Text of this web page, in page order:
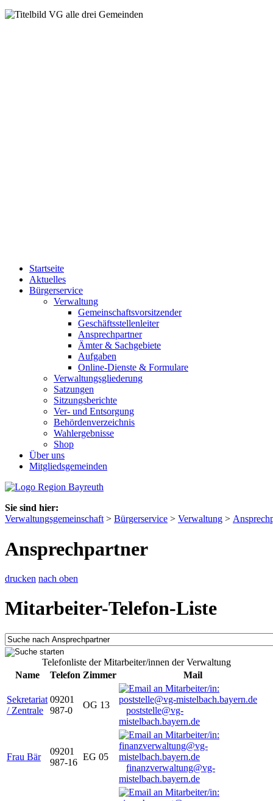
Startseite
Aktuelles
Bürgerservice
Verwaltung
Gemeinschaftsvorsitzender
Geschäftsstellenleiter
Ansprechpartner
Ämter & Sachgebiete
Aufgaben
Online-Dienste & Formulare
Verwaltungsgliederung
Satzungen
Sitzungsberichte
Ver- und Entsorgung
Behördenverzeichnis
Wahlergebnisse
Shop
Über uns
Mitgliedsgemeinden
Sie sind hier:
Verwaltungsgemeinschaft > Bürgerservice > Verwaltung >
Ansprechpartner
drucken nach oben
Mitarbeiter-Telefon-Liste
Telefonliste der Mitarbeiter/innen der Verwaltung
Name
Telefon Zimmer Mail
Sekretariat
/ Zentrale
09201
987-0
OG 13
poststelle@vg-
mistelbach.bayern.de
Frau Bär
09201
987-16
EG 05
finanzverwaltung@vg-
mistelbach.bayern.de